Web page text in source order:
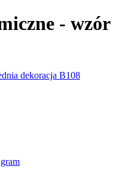
- wzór
dekoracja B108